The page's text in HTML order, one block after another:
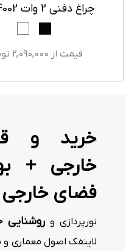
چراغ دفنی 2 وات PLX 4002
قیمت از 2,090,000 تومان
خرید و
خارجی +
فضای خارجی
نورپردازی و روشنایی
لاینفک اصول معماری و